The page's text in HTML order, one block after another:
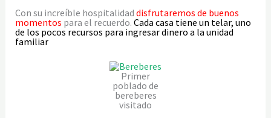
Con su increíble hospitalidad disfrutaremos de buenos
momentos para el recuerdo. Cada casa tiene un telar, uno
de los pocos recursos para ingresar dinero a la unidad
familiar
Primer
poblado de
bereberes
visitado